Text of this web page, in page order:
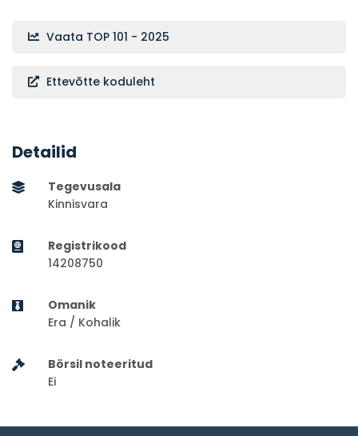
Vaata TOP 101 - 2025
Ettevõtte koduleht
Detailid
Tegevusala
Kinnisvara
Registrikood
14208750
Omanik
Era / Kohalik
Börsil noteeritud
Ei